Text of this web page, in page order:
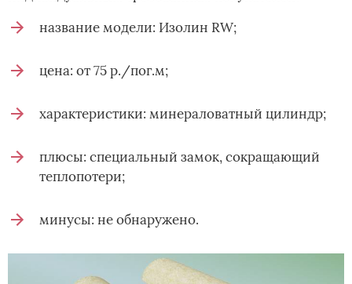
название модели: Изолин RW;
цена: от 75 р./пог.м;
характеристики: минераловатный цилиндр;
плюсы: специальный замок, сокращающий
теплопотери;
минусы: не обнаружено.